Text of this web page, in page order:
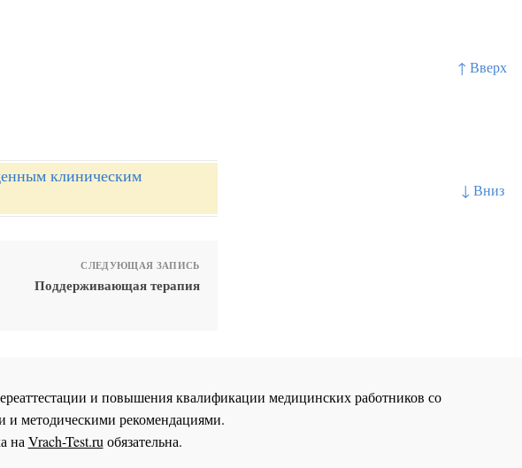
↑ Вверх
↓ Вниз
клиническим
СЛЕДУЮЩАЯ ЗАПИСЬ
Поддерживающая терапия
и повышения квалификации медицинских работников со
методическими рекомендациями.
наVrach-Test.ruобязательна.